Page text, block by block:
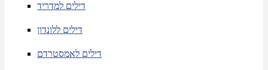
דילים למדריד
דילים ללונדון
דילים לאמסטרדם